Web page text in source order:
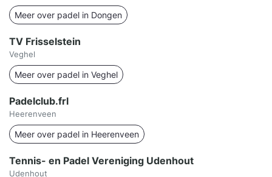
Meer over padel in Dongen
TV Frisselstein
Veghel
Meer over padel in Veghel
Padelclub.frl
Heerenveen
Meer over padel in Heerenveen
Tennis- en Padel Vereniging Udenhout
Udenhout